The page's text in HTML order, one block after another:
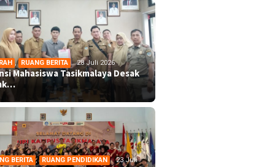
, RUANG BERITA 28 Juli 2026
Mahasiswa Tasikmalaya Desak
BERITA , RUANG PENDIDIKAN
23 Juli